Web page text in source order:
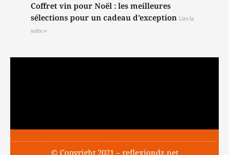
Coffret vin pour Noël : les meilleures
sélections pour un cadeau d’exception Lire la
suite »
© Copyright 2021 – reflexiondz.net